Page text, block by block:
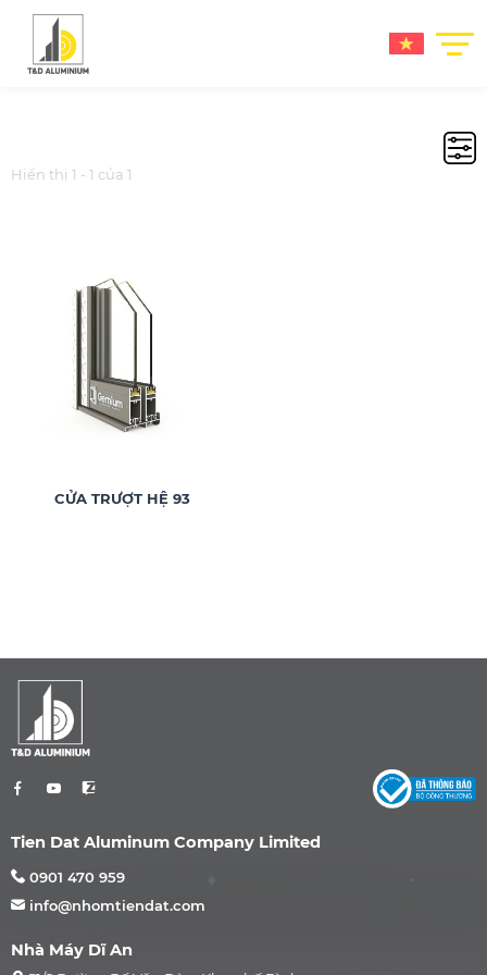
Hiển thị 1 - 1 của 1
CỬA TRƯỢT HỆ 93
Tien Dat Aluminum Company Limited
0901 470 959
info@nhomtiendat.com
Nhà Máy Dĩ An